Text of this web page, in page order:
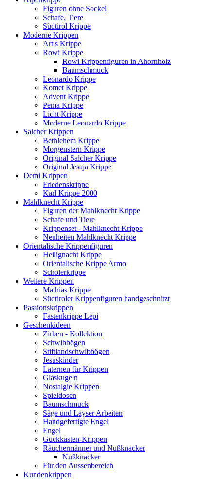
Figuren ohne Sockel
Schafe, Tiere
Südtirol Krippe
Moderne Krippen
Artis Krippe
Rowi Krippe
Rowi Krippenfiguren in Ahornholz
Baumschmuck
Leonardo Krippe
Komet Krippe
Advent Krippe
Pema Krippe
Licht Krippe
Moderne Leonardo Krippe
Salcher Krippen
Bethlehem Krippe
Morgenstern Krippe
Original Salcher Krippe
Original Jesaja Krippe
Demi Krippen
Friedenskrippe
Karl Krippe 2000
Mahlknecht Krippe
Figuren der Mahlknecht Krippe
Schafe und Tiere
Krippenset - Mahlknecht Krippe
Neuheiten Mahlknecht Krippe
Orientalische Krippenfiguren
Heilignacht Krippe
Orientalische Krippe Armo
Scholerkrippe
Weitere Krippen
Mathias Krippe
Südtiroler Krippenfiguren handgeschnitzt
Passionskrippen
Fastenkrippe Lepi
Geschenkideen
Zirben - Kollektion
Schwibbögen
Stiftlandschwibbögen
Jesuskinder
Laternen für Krippen
Glaskugeln
Nostalgie Krippen
Spieldosen
Baumschmuck
Säge und Layser Arbeiten
Handgefertigte Engel
Engel
Guckkästen-Krippen
Räuchermänner und Nußknacker
Nußknacker
Für den Aussenbereich
Kundenkrippen